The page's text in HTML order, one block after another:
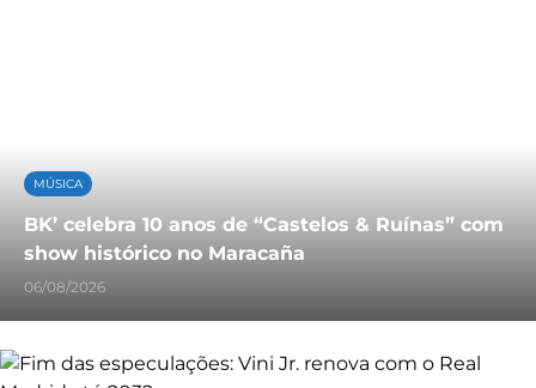
MÚSICA
BK’ celebra 10 anos de “Castelos & Ruínas” com
show histórico no Maracaña
06/08/2026